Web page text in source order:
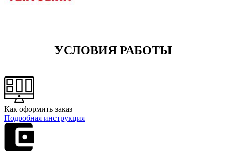
УСЛОВИЯ РАБОТЫ
Как оформить заказ
Подробная инструкция